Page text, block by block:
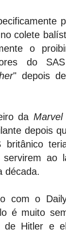
colete
o
do
" depois
da Marvel
depois
britânico
servirem ao
década.
com o
é muito
de Hitler e